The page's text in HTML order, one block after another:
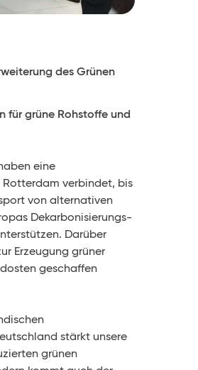
des Grünen
für grüne Rohstoffe und
eine
verbindet, bis
von alternativen
Dekarbonisierungs-
Darüber
Erzeugung grüner
geschaffen
stärkt unsere
grünen